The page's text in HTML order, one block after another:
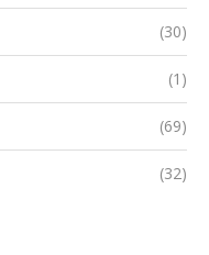
(30)
(1)
(69)
(32)